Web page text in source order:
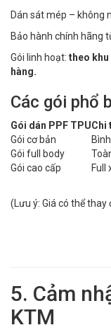
Dán sát mép – không
Bảo hành chính hãng
Gói linh hoạt: theo khu
hàng.
Các gói phổ
Gói dán PPF TPUChi
Gói cơ bản
Gói full body
Gói cao cấp
Full
(Lưu ý: Giá có thể
5. Cảm
KTM